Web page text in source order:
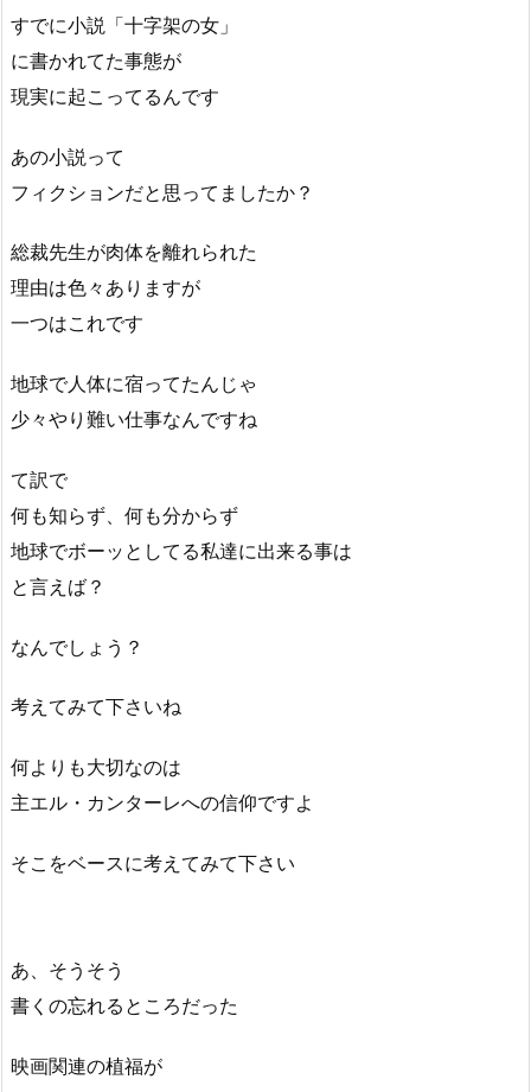
すでに小説「十字架の女」
に書かれてた事態が
現実に起こってるんです
あの小説って
フィクションだと思ってましたか？
総裁先生が肉体を離れられた
理由は色々ありますが
一つはこれです
地球で人体に宿ってたんじゃ
少々やり難い仕事なんですね
て訳で
何も知らず、何も分からず
地球でボーッとしてる私達に出来る事は
と言えば？
なんでしょう？
考えてみて下さいね
何よりも大切なのは
主エル・カンターレへの信仰ですよ
そこをベースに考えてみて下さい
あ、そうそう
書くの忘れるところだった
映画関連の植福が